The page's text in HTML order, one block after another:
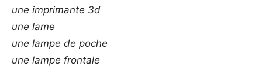
une imprimante 3d
une lame
une lampe de poche
une lampe frontale